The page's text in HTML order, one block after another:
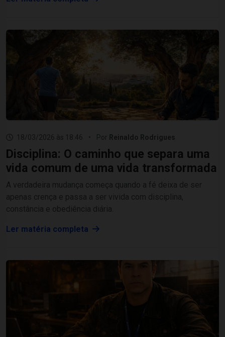
18/03/2026 às 18:46 • Por Reinaldo Rodrigues
Disciplina: O caminho que separa uma
vida comum de uma vida transformada
A verdadeira mudança começa quando a fé deixa de ser
apenas crença e passa a ser vivida com disciplina,
constância e obediência diária.
Ler matéria completa